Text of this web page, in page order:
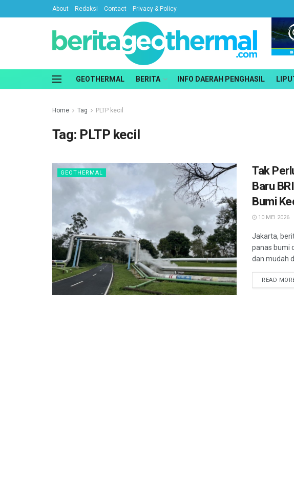
About Redaksi Contact Privacy & Policy
GEOTHERMAL BERITA INFO DAERAH PENGHASIL
Home Tag PLTP kecil
Tag: PLTP kecil
GEOTHERMAL
Tak
Baru
Bumi
10 MEI 2026
Jakarta,
panas bumi
dan mudah
READ